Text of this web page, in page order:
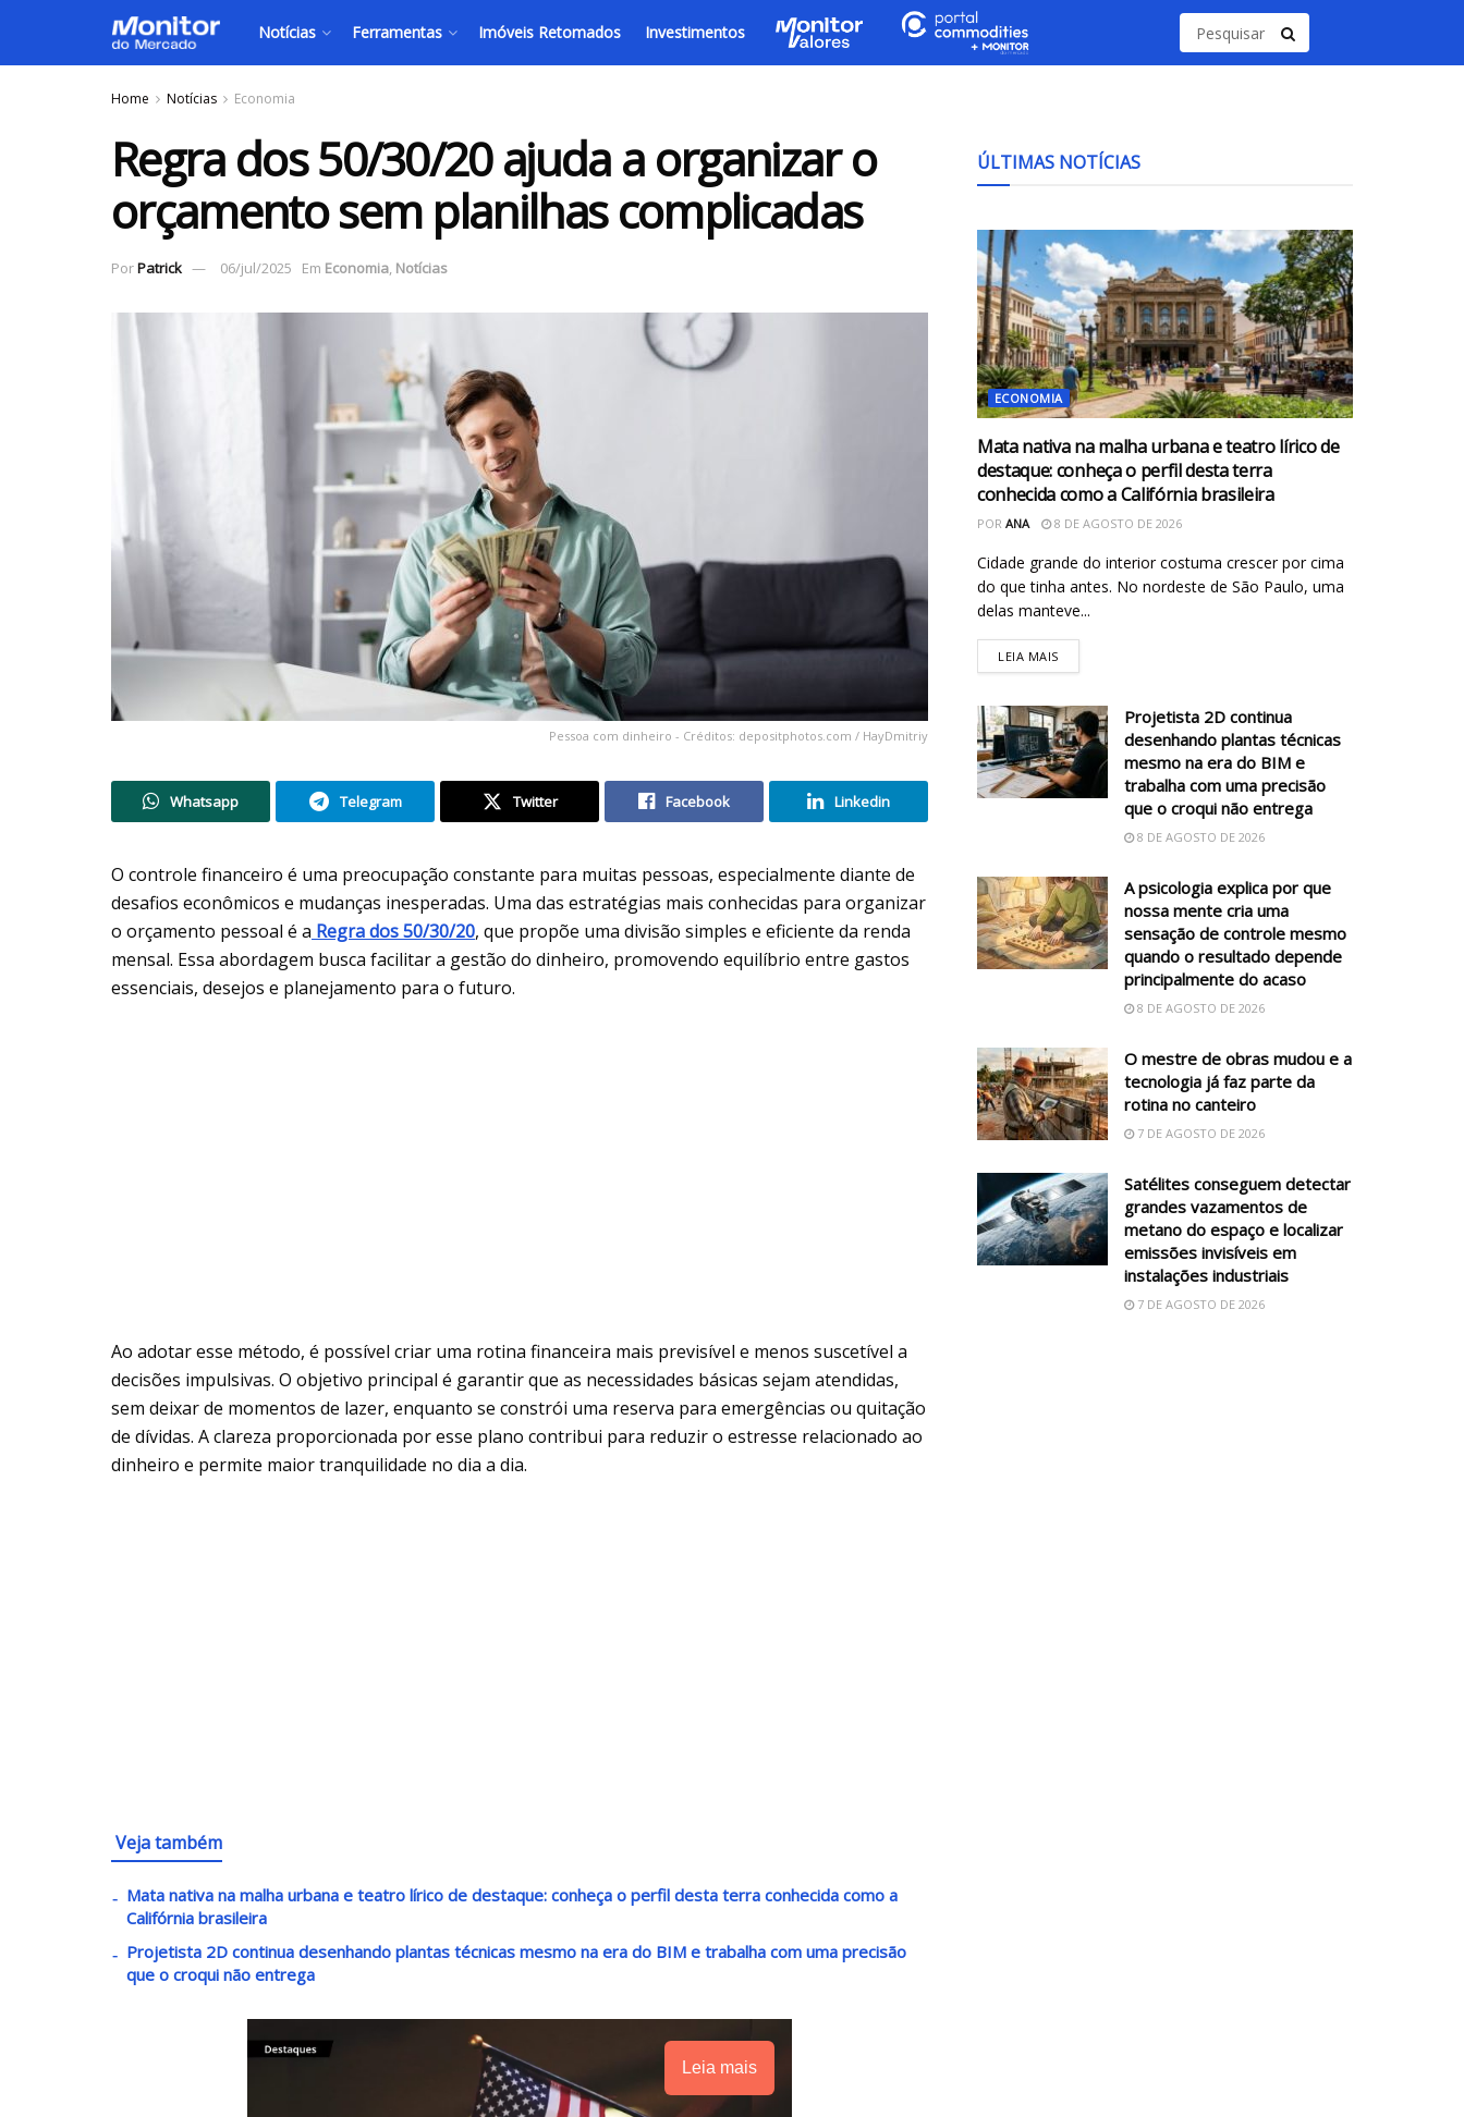
Notícias Ferramentas Imóveis Retomados Investimentos
Home Notícias Economia
Regra dos 50/30/20 ajuda a organizar o
orçamento sem planilhas complicadas
PorPatrick 06/jul/2025 Em Economia, Notícias
Pessoa com dinheiro - Créditos: depositphotos.com / HayDmitriy
Whatsapp Telegram Twitter Facebook Linkedin
O controle financeiro é uma preocupação constante para muitas pessoas, especialmente diante de
desafios econômicos e mudanças inesperadas. Uma das estratégias mais conhecidas para organizar
o orçamento pessoal é a Regra dos 50/30/20, que propõe uma divisão simples e eficiente da renda
mensal. Essa abordagem busca facilitar a gestão do dinheiro, promovendo equilíbrio entre gastos
essenciais, desejos e planejamento para o futuro.
Ao adotar esse método, é possível criar uma rotina financeira mais previsível e menos suscetível a
decisões impulsivas. O objetivo principal é garantir que as necessidades básicas sejam atendidas,
sem deixar de momentos de lazer, enquanto se constrói uma reserva para emergências ou quitação
de dívidas. A clareza proporcionada por esse plano contribui para reduzir o estresse relacionado ao
dinheiro e permite maior tranquilidade no dia a dia.
Veja também
Mata nativa na malha urbana e teatro lírico de destaque: conheça o perfil desta terra conhecida como a
Califórnia brasileira
Projetista 2D continua desenhando plantas técnicas mesmo na era do BIM e trabalha com uma precisão
que o croqui não entrega
Leia mais
ÚLTIMAS NOTÍCIAS
ECONOMIA
Mata nativa na malha urbana e teatro lírico de
destaque: conheça o perfil desta terra
conhecida como a Califórnia brasileira
POR ANA 8 DE AGOSTO DE 2026
Cidade grande do interior costuma crescer por cima
do que tinha antes. No nordeste de São Paulo, uma
delas manteve...
LEIA MAIS
Projetista 2D continua
desenhando plantas técnicas
mesmo na era do BIM e
trabalha com uma precisão
que o croqui não entrega
8 DE AGOSTO DE 2026
A psicologia explica por que
nossa mente cria uma
sensação de controle mesmo
quando o resultado depende
principalmente do acaso
8 DE AGOSTO DE 2026
O mestre de obras mudou e a
tecnologia já faz parte da
rotina no canteiro
7 DE AGOSTO DE 2026
Satélites conseguem detectar
grandes vazamentos de
metano do espaço e localizar
emissões invisíveis em
instalações industriais
7 DE AGOSTO DE 2026